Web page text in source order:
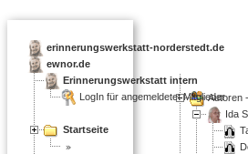
Autoren
Ida
erinnerungswerkstatt-norderstedt.de
ewnor.de
Erinnerungswerkstatt intern
LogIn für angemeldetet Mitglieder
Startseite